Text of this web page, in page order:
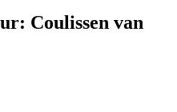
Coulissen van